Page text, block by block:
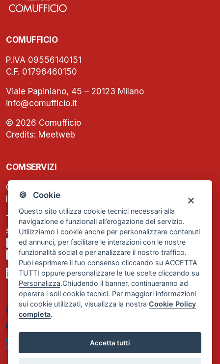
🍪 Cookie
Questo sito utilizza cookie tecnici necessari alla
navigazione e funzionali all’erogazione del servizio.
Utilizziamo i cookie anche per personalizzare contenuti
ed annunci, per facilitare le interazioni con le nostre
funzionalità social e per analizzare il nostro traffico.
Puoi esprimere il tuo consenso cliccando su ACCETTA
TUTTI oppure personalizzare le tue scelte cliccando su
Personalizza.Chiudendo il banner, continueranno ad
operare i soli cookie tecnici. Per maggiori informazioni
sui cookie utilizzati, visualizza la nostraCookie Policy
completa.
Accetta tutti
COMUFFICIO
P.IVA 09556140151
C.F. 01796460150
Viale Papiniano, 45 – 20123 Milano
info@comufficio.it
© 2026 Comufficio
Credits: Meetweb
COMSERVIZI
C.F. e P.IVA: 13474420158
Iscrizione REA Milano n. 1656740
Tel. +39 02 2838 1307
segreteria@comservizi.eu
Privacy Policy
Cookie Policy